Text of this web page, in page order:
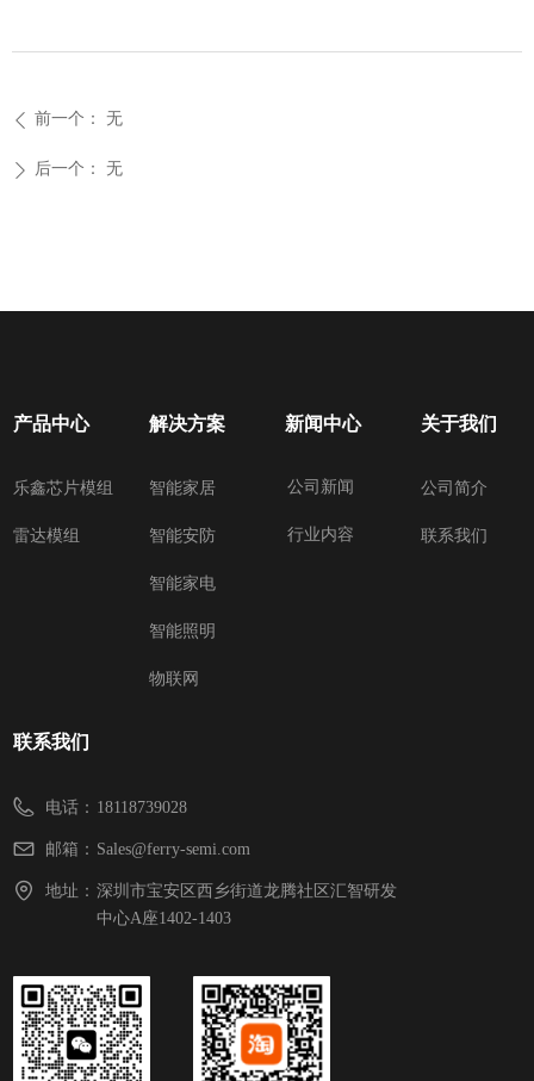
ꄴ 前一个： 无
ꄲ 后一个： 无
产品中心
乐鑫芯片模组
雷达模组
解决方案
智能家居
智能安防
智能家电
智能照明
物联网
新闻中心
公司新闻
行业内容
关于我们
公司简介
联系我们
联系我们
电话： 18118739028
邮箱： Sales@ferry-semi.com
地址： 深圳市宝安区西乡街道龙腾社区汇智研发
中心A座1402-1403